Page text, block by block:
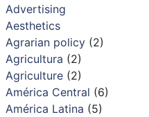
Advertising
Aesthetics
Agrarian policy(2)
Agricultura (2)
Agriculture(2)
América Central (6)
América Latina (5)